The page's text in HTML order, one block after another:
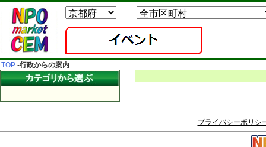
TOP -行政からの案内
プライバシーポリシ